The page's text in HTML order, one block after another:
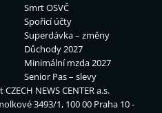
Smrt OSVČ
Spořicí účty
Superdávka – změny
Důchody 2027
Minimální mzda 2027
Senior Pas – slevy
CZECH NEWS CENTER a.s.
3493/1, 100 00 Praha 10 -